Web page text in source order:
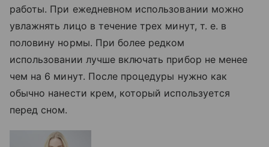
работы. При ежедневном использовании можно
увлажнять лицо в течение трех минут, т. е. в
половину нормы. При более редком
использовании лучше включать прибор не менее
чем на 6 минут. После процедуры нужно как
обычно нанести крем, который используется
перед сном.